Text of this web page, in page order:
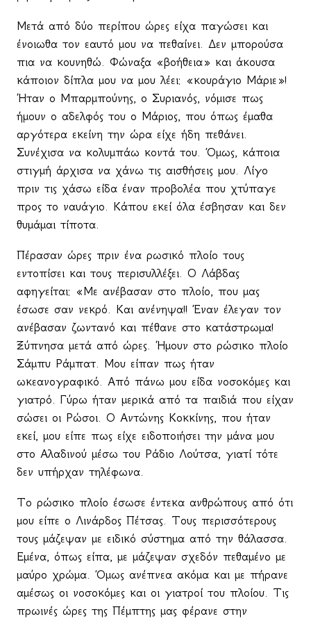
Μετά από δύο περίπου ώρες είχα παγώσει και
ένοιωθα τον εαυτό μου να πεθαίνει. Δεν μπορούσα
πια να κουνηθώ. Φώναξα «βοήθεια» και άκουσα
κάποιον δίπλα μου να μου λέει: «κουράγιο Μάριε»!
Ήταν ο Μπαρμπούνης, ο Συριανός, νόμισε πως
ήμουν ο αδελφός του ο Μάριος, που όπως έμαθα
αργότερα εκείνη την ώρα είχε ήδη πεθάνει.
Συνέχισα να κολυμπάω κοντά του. Όμως, κάποια
στιγμή άρχισα να χάνω τις αισθήσεις μου. Λίγο
πριν τις χάσω είδα έναν προβολέα που χτύπαγε
προς το ναυάγιο. Κάπου εκεί όλα έσβησαν και δεν
θυμάμαι τίποτα.
Πέρασαν ώρες πριν ένα ρωσικό πλοίο τους
εντοπίσει και τους περισυλλέξει. Ο Λάβδας
αφηγείται: «Με ανέβασαν στο πλοίο, που μας
έσωσε σαν νεκρό. Και ανένηψα!! Έναν έλεγαν τον
ανέβασαν ζωντανό και πέθανε στο κατάστρωμα!
Ξύπνησα μετά από ώρες. Ήμουν στο ρώσικο πλοίο
Σάμπυ Ράμπατ. Μου είπαν πως ήταν
ωκεανογραφικό. Από πάνω μου είδα νοσοκόμες και
γιατρό. Γύρω ήταν μερικά από τα παιδιά που είχαν
σώσει οι Ρώσοι. Ο Αντώνης Κοκκίνης, που ήταν
εκεί, μου είπε πως είχε ειδοποιήσει την μάνα μου
στο Αλαδινού μέσω του Ράδιο Λούτσα, γιατί τότε
δεν υπήρχαν τηλέφωνα.
Το ρώσικο πλοίο έσωσε έντεκα ανθρώπους από ότι
μου είπε ο Λινάρδος Πέτσας. Τους περισσότερους
τους μάζεψαν με ειδικό σύστημα από την θάλασσα.
Εμένα, όπως είπα, με μάζεψαν σχεδόν πεθαμένο με
μαύρο χρώμα. Όμως ανέπνεα ακόμα και με πήρανε
αμέσως οι νοσοκόμες και οι γιατροί του πλοίου. Τις
πρωινές ώρες της Πέμπτης μας φέρανε στην